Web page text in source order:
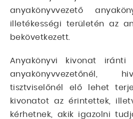
anyakönyvvezető
illetékességi területén az
bekövetkezett.
Anyakönyvi kivonat iránti
anyakönyvvezetőnél,
tisztviselőnél elő lehet
kivonatot az érintettek,
kérhetnek, akik igazolni